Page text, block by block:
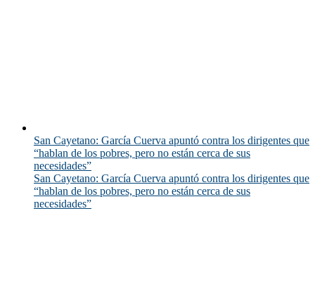
San Cayetano: García Cuerva apuntó contra los dirigentes que
“hablan de los pobres, pero no están cerca de sus
necesidades”
San Cayetano: García Cuerva apuntó contra los dirigentes que
“hablan de los pobres, pero no están cerca de sus
necesidades”